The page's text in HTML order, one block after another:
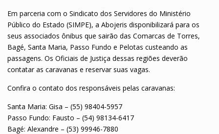
Em parceria com o Sindicato dos Servidores do Ministério
Público do Estado (SIMPE), a Abojeris disponibilizará para os
seus associados ônibus que sairão das Comarcas de Torres,
Bagé, Santa Maria, Passo Fundo e Pelotas custeando as
passagens. Os Oficiais de Justiça dessas regiões deverão
contatar as caravanas e reservar suas vagas.
Confira o contato dos responsáveis pelas caravanas:
Santa Maria: Gisa – (55) 98404-5957
Passo Fundo: Fausto – (54) 98134-6417
Bagé: Alexandre – (53) 99946-7880